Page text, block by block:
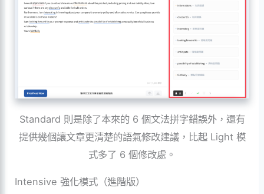
Standard 則是除了本來的 6 個文法拼字錯誤外，還有
提供幾個讓文章更清楚的語氣修改建議，比起 Light 模
式多了 6 個修改處。
Intensive 強化模式（進階版）